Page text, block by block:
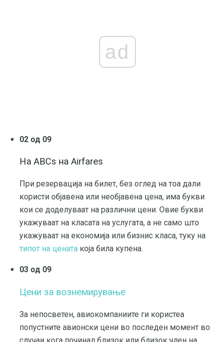
ad
02 од 09
На ABCs на Airfares
При резервација на билет, без оглед на тоа дали
користи објавена или необјавена цена, има букви
кои се доделуваат на различни цени. Овие букви
укажуваат на класата на услугата, а не само што
укажуваат на економија или бизнис класа, туку на
типот на цената која била купена.
03 од 09
Цени за вознемирување
За непосветен, авиокомпаниите ги користеа
попустните авионски цени во последен момент во
случаи кога починал близок или близок член на